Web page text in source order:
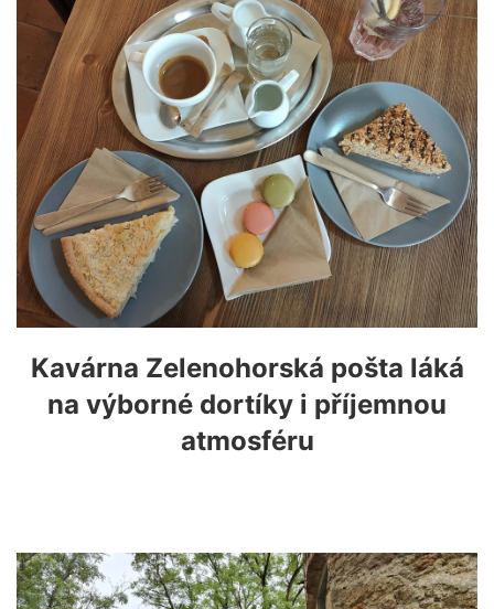
Kavárna Zelenohorská pošta láká
na výborné dortíky i příjemnou
atmosféru